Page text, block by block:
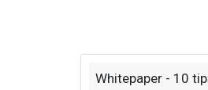
Whitepaper - 10